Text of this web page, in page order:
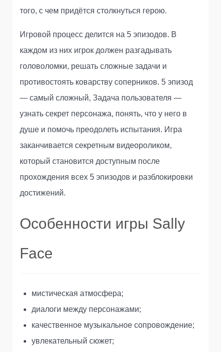
того, с чем придётся столкнуться герою.
Игровой процесс делится на 5 эпизодов. В
каждом из них игрок должен разгадывать
головоломки, решать сложные задачи и
противостоять коварству соперников. 5 эпизод
— самый сложный, Задача пользователя —
узнать секрет персонажа, понять, что у него в
душе и помочь преодолеть испытания. Игра
заканчивается секретным видеороликом,
который становится доступным после
прохождения всех 5 эпизодов и разблокировки
достижений.
Особенности игры Sally
Face
мистическая атмосфера;
диалоги между персонажами;
качественное музыкальное сопровождение;
увлекательный сюжет;